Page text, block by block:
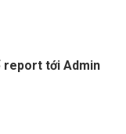
report tới Admin